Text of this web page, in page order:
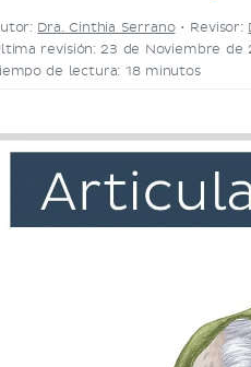
Dra. Cinthia Serrano• Revisor:
revisión: 23 de Noviembre de
de lectura: 18 minutos